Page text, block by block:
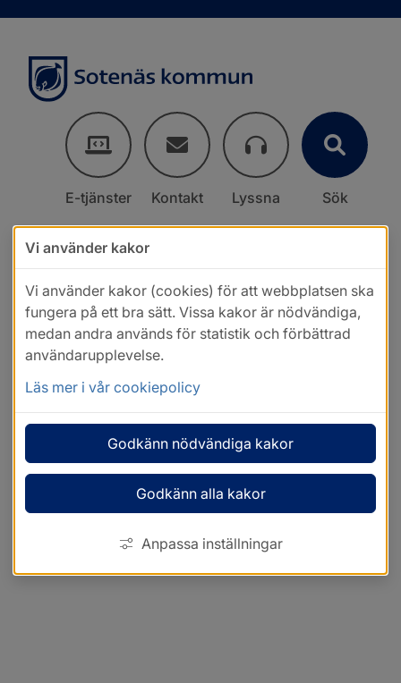
E-tjänster Kontakt Lyssna Sök
Vi använder kakor
Vi använder kakor (cookies) för att webbplatsen ska
fungera på ett bra sätt. Vissa kakor är nödvändiga,
medan andra används för statistik och förbättrad
användarupplevelse.
Läs mer i vår cookiepolicy
Godkänn nödvändiga kakor
Godkänn alla kakor
Anpassa inställningar